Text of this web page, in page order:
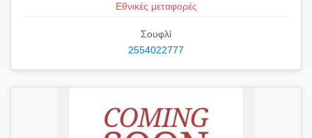
Εθνικές μεταφορές
Σουφλί
2554022777